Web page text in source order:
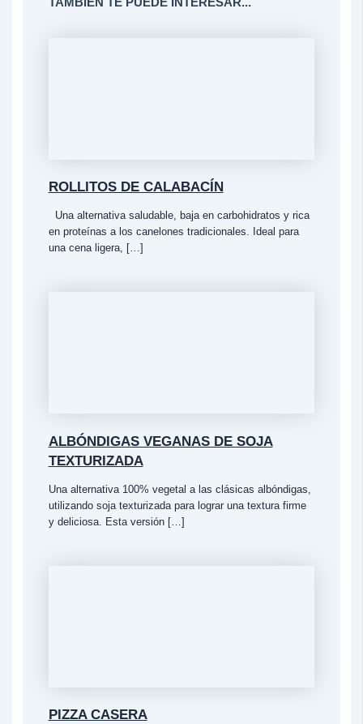
ROLLITOS DE CALABACÍN
Una alternativa saludable, baja en carbohidratos y rica
en proteínas a los canelones tradicionales. Ideal para
una cena ligera, […]
ALBÓNDIGAS VEGANAS DE SOJA
TEXTURIZADA
Una alternativa 100% vegetal a las clásicas albóndigas,
utilizando soja texturizada para lograr una textura firme
y deliciosa. Esta versión […]
PIZZA CASERA